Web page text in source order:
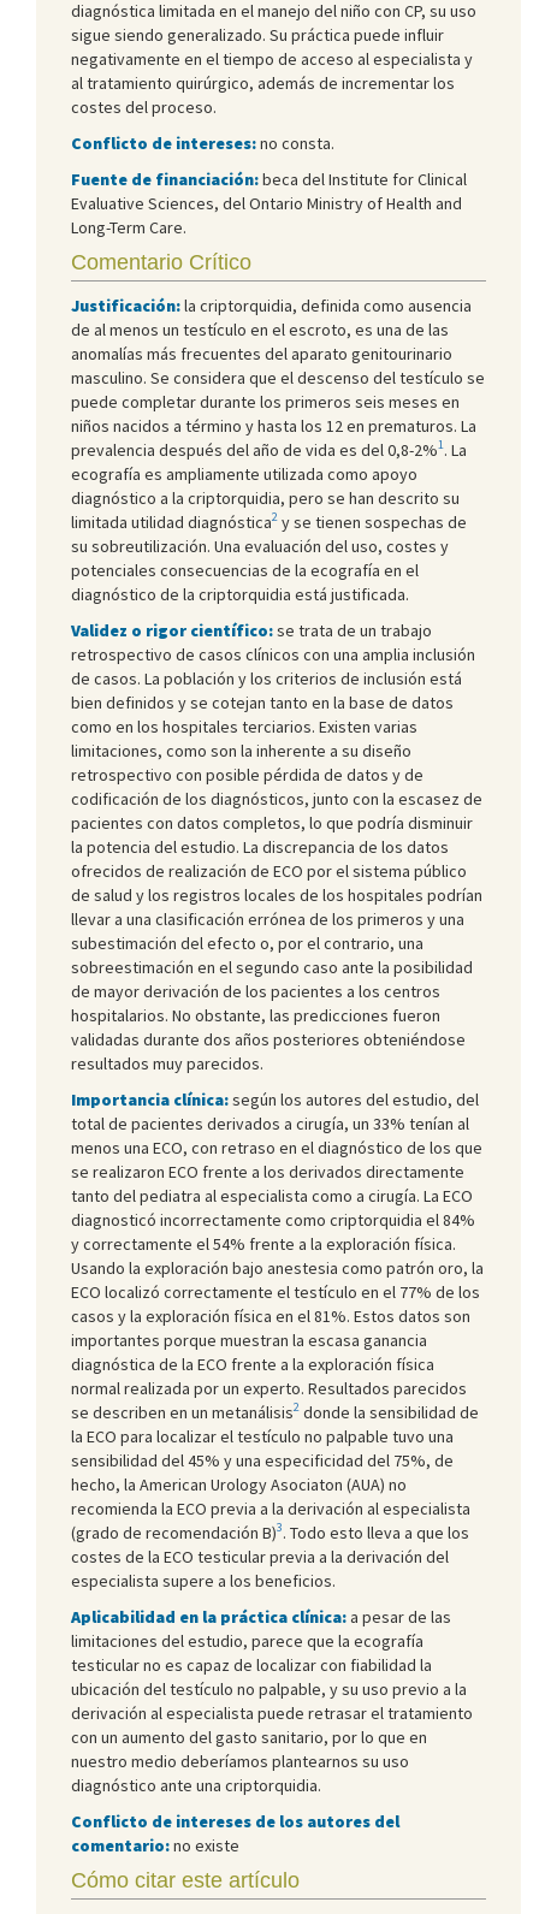
diagnóstica limitada en el manejo del niño con CP, su uso
sigue siendo generalizado. Su práctica puede influir
negativamente en el tiempo de acceso al especialista y
al tratamiento quirúrgico, además de incrementar los
costes del proceso.
Conflicto de intereses:no consta.
Fuente de financiación:beca del Institute for Clinical
Evaluative Sciences, del Ontario Ministry of Health and
Long-Term Care.
Comentario Crítico
Justificación:la criptorquidia, definida como ausencia
de al menos un testículo en el escroto, es una de las
anomalías más frecuentes del aparato genitourinario
masculino. Se considera que el descenso del testículo se
puede completar durante los primeros seis meses en
niños nacidos a término y hasta los 12 en prematuros. La
prevalencia después del año de vida es del 0,8-2%1. La
ecografía es ampliamente utilizada como apoyo
diagnóstico a la criptorquidia, pero se han descrito su
limitada utilidad diagnóstica2 y se tienen sospechas de
su sobreutilización. Una evaluación del uso, costes y
potenciales consecuencias de la ecografía en el
diagnóstico de la criptorquidia está justificada.
Validez o rigor científico:se trata de un trabajo
retrospectivo de casos clínicos con una amplia inclusión
de casos. La población y los criterios de inclusión está
bien definidos y se cotejan tanto en la base de datos
como en los hospitales terciarios. Existen varias
limitaciones, como son la inherente a su diseño
retrospectivo con posible pérdida de datos y de
codificación de los diagnósticos, junto con la escasez de
pacientes con datos completos, lo que podría disminuir
la potencia del estudio. La discrepancia de los datos
ofrecidos de realización de ECO por el sistema público
de salud y los registros locales de los hospitales podrían
llevar a una clasificación errónea de los primeros y una
subestimación del efecto o, por el contrario, una
sobreestimación en el segundo caso ante la posibilidad
de mayor derivación de los pacientes a los centros
hospitalarios. No obstante, las predicciones fueron
validadas durante dos años posteriores obteniéndose
resultados muy parecidos.
Importancia clínica:según los autores del estudio, del
total de pacientes derivados a cirugía, un 33% tenían al
menos una ECO, con retraso en el diagnóstico de los que
se realizaron ECO frente a los derivados directamente
tanto del pediatra al especialista como a cirugía. La ECO
diagnosticó incorrectamente como criptorquidia el 84%
y correctamente el 54% frente a la exploración física.
Usando la exploración bajo anestesia como patrón oro, la
ECO localizó correctamente el testículo en el 77% de los
casos y la exploración física en el 81%. Estos datos son
importantes porque muestran la escasa ganancia
diagnóstica de la ECO frente a la exploración física
normal realizada por un experto. Resultados parecidos
se describen en un metanálisis2 donde la sensibilidad de
la ECO para localizar el testículo no palpable tuvo una
sensibilidad del 45% y una especificidad del 75%, de
hecho, la American Urology Asociaton (AUA) no
recomienda la ECO previa a la derivación al especialista
(grado de recomendación B)3. Todo esto lleva a que los
costes de la ECO testicular previa a la derivación del
especialista supere a los beneficios.
Aplicabilidad en la práctica clínica:a pesar de las
limitaciones del estudio, parece que la ecografía
testicular no es capaz de localizar con fiabilidad la
ubicación del testículo no palpable, y su uso previo a la
derivación al especialista puede retrasar el tratamiento
con un aumento del gasto sanitario, por lo que en
nuestro medio deberíamos plantearnos su uso
diagnóstico ante una criptorquidia.
Conflicto de intereses de los autores del
comentario:no existe
Cómo citar este artículo